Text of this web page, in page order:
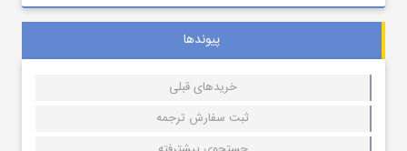
پیوندها
خریدهای قبلی
ثبت سفارش ترجمه